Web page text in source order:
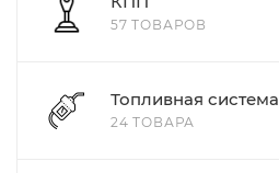
57 ТОВАРОВ
Топливная система
24 ТОВАРА